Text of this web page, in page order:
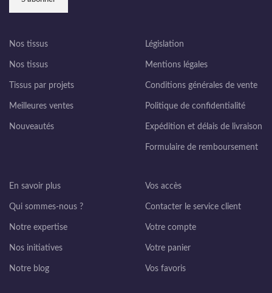
Nos tissus
Nos tissus
Tissus par projets
Meilleures ventes
Nouveautés
Législation
Mentions légales
Conditions générales de vente
Politique de confidentialité
Expédition et délais de livraison
Formulaire de remboursement
En savoir plus
Qui sommes-nous ?
Notre expertise
Nos initiatives
Notre blog
Vos accès
Contacter le service client
Votre compte
Votre panier
Vos favoris